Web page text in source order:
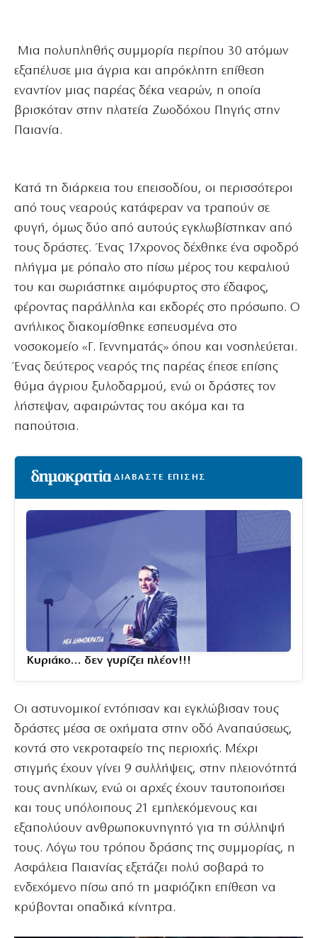
Μια πολυπληθής συμμορία περίπου 30 ατόμων
εξαπέλυσε μια άγρια και απρόκλητη επίθεση
εναντίον μιας παρέας δέκα νεαρών, η οποία
βρισκόταν στην πλατεία Ζωοδόχου Πηγής στην
Παιανία.
Κατά τη διάρκεια του επεισοδίου, οι περισσότεροι
από τους νεαρούς κατάφεραν να τραπούν σε
φυγή, όμως δύο από αυτούς εγκλωβίστηκαν από
τους δράστες. Ένας 17χρονος δέχθηκε ένα σφοδρό
πλήγμα με ρόπαλο στο πίσω μέρος του κεφαλιού
του και σωριάστηκε αιμόφυρτος στο έδαφος,
φέροντας παράλληλα και εκδορές στο πρόσωπο. Ο
ανήλικος διακομίσθηκε εσπευσμένα στο
νοσοκομείο «Γ. Γεννηματάς» όπου και νοσηλεύεται.
Ένας δεύτερος νεαρός της παρέας έπεσε επίσης
θύμα άγριου ξυλοδαρμού, ενώ οι δράστες τον
λήστεψαν, αφαιρώντας του ακόμα και τα
παπούτσια.
ΔΙΑΒΑΣΤΕ ΕΠΙΣΗΣ
Κυριάκο… δεν γυρίζει πλέον!!!
Οι αστυνομικοί εντόπισαν και εγκλώβισαν τους
δράστες μέσα σε οχήματα στην οδό Αναπαύσεως,
κοντά στο νεκροταφείο της περιοχής. Μέχρι
στιγμής έχουν γίνει 9 συλλήψεις, στην πλειονότητά
τους ανηλίκων, ενώ οι αρχές έχουν ταυτοποιήσει
και τους υπόλοιπους 21 εμπλεκόμενους και
εξαπολύουν ανθρωποκυνηγητό για τη σύλληψή
τους. Λόγω του τρόπου δράσης της συμμορίας, η
Ασφάλεια Παιανίας εξετάζει πολύ σοβαρά το
ενδεχόμενο πίσω από τη μαφιόζικη επίθεση να
κρύβονται οπαδικά κίνητρα.